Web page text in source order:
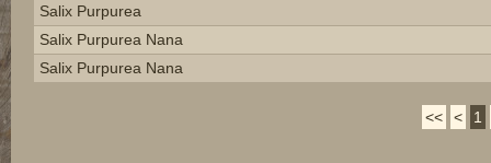
Salix Purpurea
Salix Purpurea Nana
Salix Purpurea Nana
<< < 1